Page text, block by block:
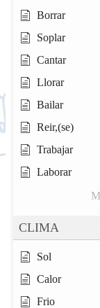
Borrar
Soplar
Cantar
Llorar
Bailar
Reir,(se)
Trabajar
Laborar
CLIMA
Sol
Calor
Frio